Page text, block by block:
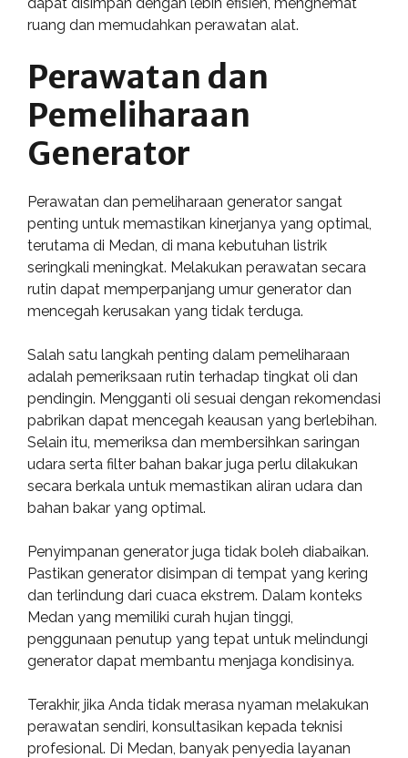
ruang dan memudahkan perawatan alat.
Perawatan dan
Pemeliharaan
Generator
Perawatan dan pemeliharaan generator sangat
penting untuk memastikan kinerjanya yang optimal,
terutama di Medan, di mana kebutuhan listrik
seringkali meningkat. Melakukan perawatan secara
rutin dapat memperpanjang umur generator dan
mencegah kerusakan yang tidak terduga.
Salah satu langkah penting dalam pemeliharaan
adalah pemeriksaan rutin terhadap tingkat oli dan
pendingin. Mengganti oli sesuai dengan rekomendasi
pabrikan dapat mencegah keausan yang berlebihan.
Selain itu, memeriksa dan membersihkan saringan
udara serta filter bahan bakar juga perlu dilakukan
secara berkala untuk memastikan aliran udara dan
bahan bakar yang optimal.
Penyimpanan generator juga tidak boleh diabaikan.
Pastikan generator disimpan di tempat yang kering
dan terlindung dari cuaca ekstrem. Dalam konteks
Medan yang memiliki curah hujan tinggi,
penggunaan penutup yang tepat untuk melindungi
generator dapat membantu menjaga kondisinya.
Terakhir, jika Anda tidak merasa nyaman melakukan
perawatan sendiri, konsultasikan kepada teknisi
profesional. Di Medan, banyak penyedia layanan